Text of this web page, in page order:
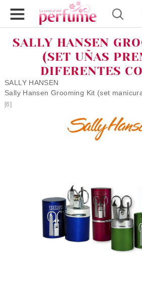
SALLY HANSEN
(SET UÑAS
DIFERENTES
SALLY HANSEN
Sally Hansen Grooming Kit (set
[6]